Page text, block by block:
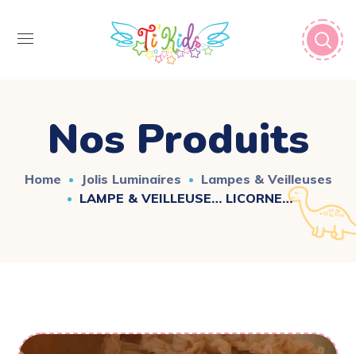
Nos Produits
Home Jolis Luminaires
Lampes & Veilleuses
LAMPE & VEILLEUSE… LICORNE…